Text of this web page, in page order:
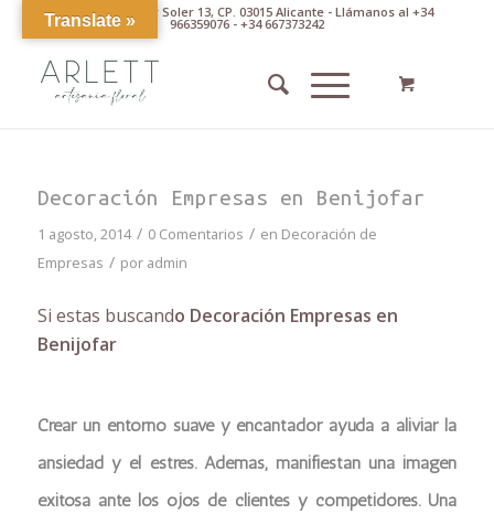
Av. Pintor Xavier Soler 13, CP. 03015 Alicante - Llámanos al +34
966359076 - +34 667373242
Decoración Empresas en Benijofar
1 agosto, 2014 / 0 Comentarios / en Decoración de
Empresas / por admin
Si estas buscando Decoración Empresas en
Benijofar
Crear un entorno suave y encantador ayuda a aliviar la
ansiedad y el estrés. Además, manifiestan una imagen
exitosa ante los ojos de clientes y competidores. Una
Translate »